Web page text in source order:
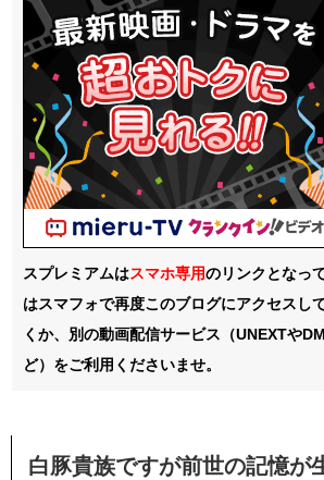
スプレミアムはスマホ専用のリンクとなっ
はスマフォで再度このブログにアクセスし
くか、別の動画配信サービス（UNEXTや
ど）をご利用くださいませ。
白豚貴族ですが前世の記憶が